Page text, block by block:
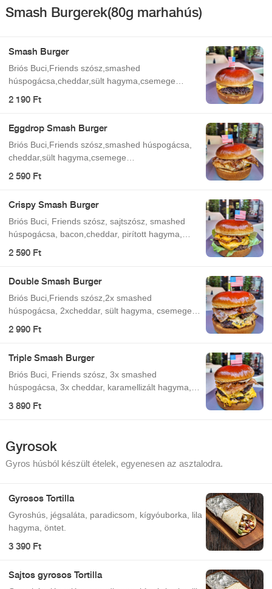
Smash Burgerek(80g marhahús)
Smash Burger
Briós Buci,Friends szósz,smashed
húspogácsa,cheddar,sült hagyma,csemege
2 190 Ft
Eggdrop Smash Burger
Briós Buci,Friends szósz,smashed húspogácsa,
cheddar,sült hagyma,csemege
2 590 Ft
Crispy Smash Burger
Briós Buci, Friends szósz, sajtszósz, smashed
húspogácsa, bacon,cheddar, pirított hagyma,
2 590 Ft
Double Smash Burger
Briós Buci,Friends szósz,2x smashed
húspogácsa, 2xcheddar, sült hagyma, csemege
2 990 Ft
Triple Smash Burger
Briós Buci, Friends szósz, 3x smashed
húspogácsa, 3x cheddar, karamellizált hagyma,
3 890 Ft
Gyrosok
Gyros húsból készült ételek, egyenesen az asztalodra.
Gyrosos Tortilla
Gyroshús, jégsaláta, paradicsom, kígyóuborka, lila
hagyma, öntet.
3 390 Ft
Sajtos gyrosos Tortilla